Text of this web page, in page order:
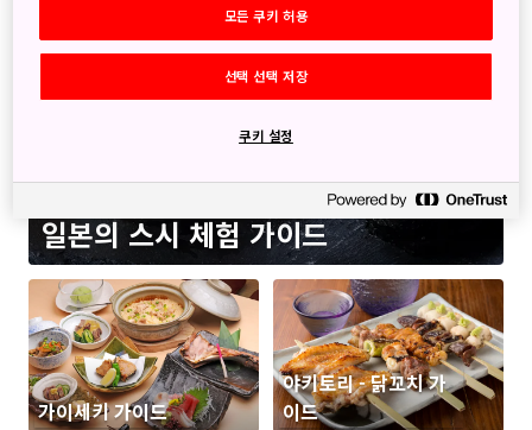
일본의 스시 체험 가이드
가이세키 가이드
야키토리 - 닭꼬치 가
이드
모든 쿠키 허용
선택 선택 저장
쿠키 설정